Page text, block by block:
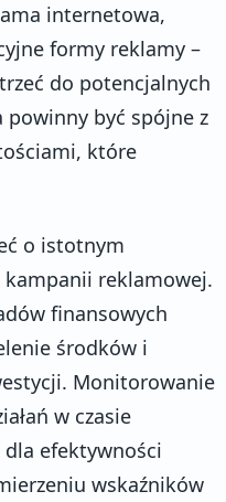
internetowa,
formy reklamy –
do potencjalnych
powinny być spójne z
które
o istotnym
reklamowej.
finansowych
środków i
Monitorowanie
w czasie
efektywności
wskaźników